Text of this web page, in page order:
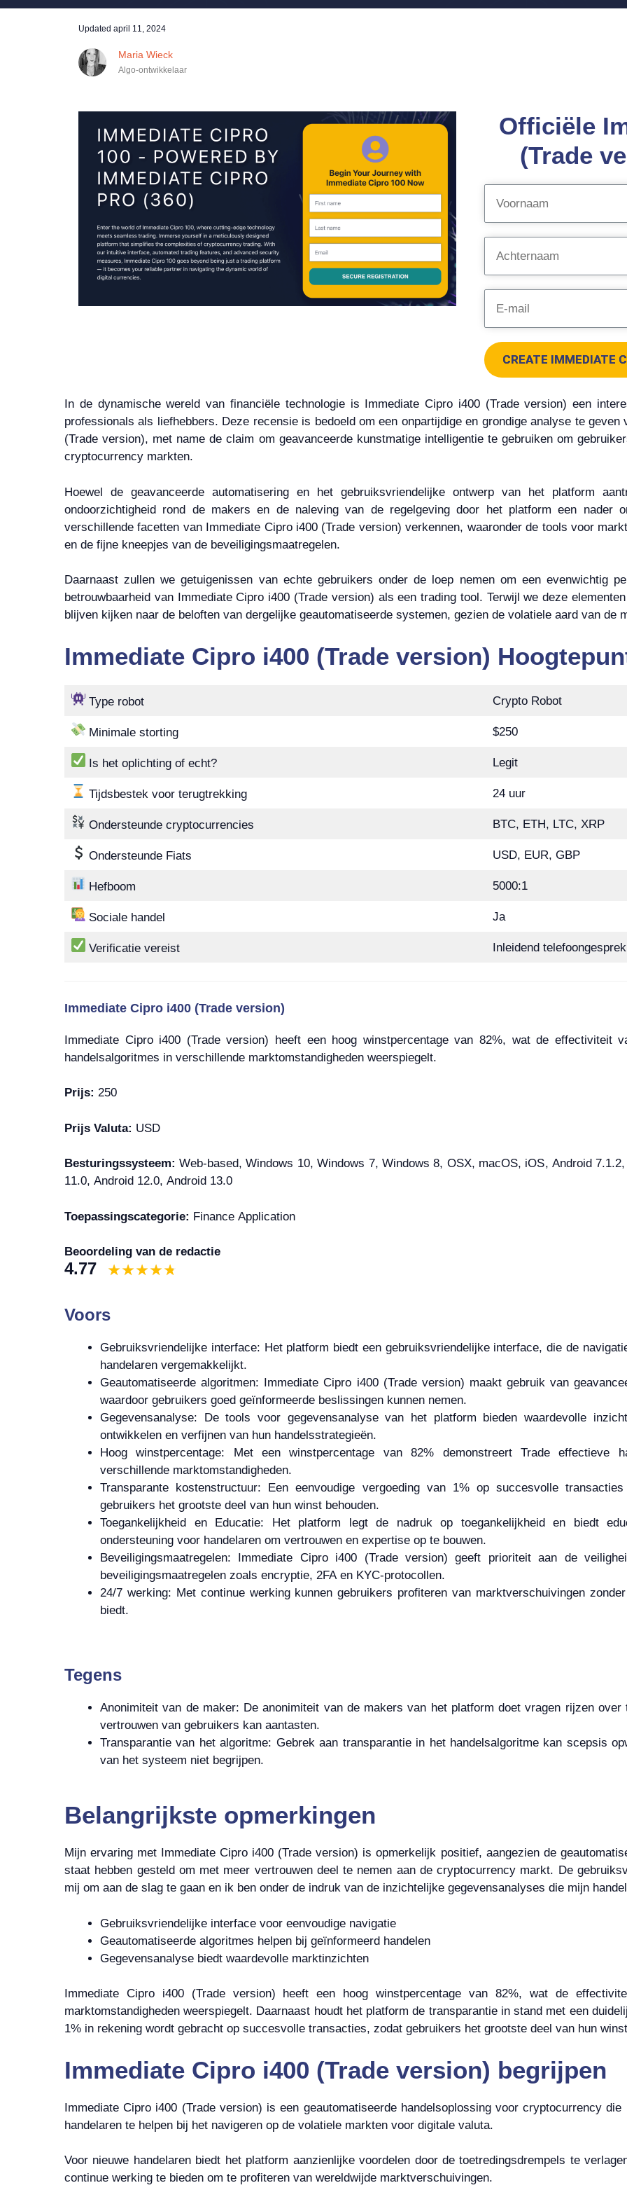
Updated april 11, 2024
Maria Wieck
Algo-ontwikkelaar
Officiële
(Trade
CREATE IMMEDIATE
In de dynamische wereld van financiële technologie is Immediate Cipro i400 (Trade version) een
professionals als liefhebbers. Deze recensie is bedoeld om een onpartijdige en grondige analyse te
(Trade version), met name de claim om geavanceerde kunstmatige intelligentie te gebruiken om
cryptocurrency markten.
Hoewel de geavanceerde automatisering en het gebruiksvriendelijke ontwerp van het platform
ondoorzichtigheid rond de makers en de naleving van de regelgeving door het platform een nader
verschillende facetten van Immediate Cipro i400 (Trade version) verkennen, waaronder de tools voor
en de fijne kneepjes van de beveiligingsmaatregelen.
Daarnaast zullen we getuigenissen van echte gebruikers onder de loep nemen om een evenwichtig
betrouwbaarheid van Immediate Cipro i400 (Trade version) als een trading tool. Terwijl we deze
blijven kijken naar de beloften van dergelijke geautomatiseerde systemen, gezien de volatiele aard van de
Immediate Cipro i400 (Trade version)
Type robot Crypto Robot
Minimale storting $250
Is het oplichting of echt? Legit
Tijdsbestek voor terugtrekking 24 uur
Ondersteunde cryptocurrencies BTC, ETH, LTC, XRP
Ondersteunde Fiats USD, EUR, GBP
Hefboom 5000:1
Sociale handel Ja
Verificatie vereist Inleidend
Immediate Cipro i400 (Trade version)
Immediate Cipro i400 (Trade version) heeft een hoog winstpercentage van 82%, wat de effectiviteit
handelsalgoritmes in verschillende marktomstandigheden weerspiegelt.
Prijs: 250
Prijs Valuta: USD
Besturingssysteem: Web-based, Windows 10, Windows 7, Windows 8, OSX, macOS, iOS, Android
11.0, Android 12.0, Android 13.0
Toepassingscategorie: Finance Application
Beoordeling van de redactie
4.77
Voors
Gebruiksvriendelijke interface: Het platform biedt een gebruiksvriendelijke interface, die de
handelaren vergemakkelijkt.
Geautomatiseerde algoritmen: Immediate Cipro i400 (Trade version) maakt gebruik van
waardoor gebruikers goed geïnformeerde beslissingen kunnen nemen.
Gegevensanalyse: De tools voor gegevensanalyse van het platform bieden waardevolle
ontwikkelen en verfijnen van hun handelsstrategieën.
Hoog winstpercentage: Met een winstpercentage van 82% demonstreert Trade effectieve
verschillende marktomstandigheden.
Transparante kostenstructuur: Een eenvoudige vergoeding van 1% op succesvolle
gebruikers het grootste deel van hun winst behouden.
Toegankelijkheid en Educatie: Het platform legt de nadruk op toegankelijkheid en biedt
ondersteuning voor handelaren om vertrouwen en expertise op te bouwen.
Beveiligingsmaatregelen: Immediate Cipro i400 (Trade version) geeft prioriteit aan de
beveiligingsmaatregelen zoals encryptie, 2FA en KYC-protocollen.
24/7 werking: Met continue werking kunnen gebruikers profiteren van marktverschuivingen
biedt.
Tegens
Anonimiteit van de maker: De anonimiteit van de makers van het platform doet vragen rijzen
vertrouwen van gebruikers kan aantasten.
Transparantie van het algoritme: Gebrek aan transparantie in het handelsalgoritme kan scepsis
van het systeem niet begrijpen.
Belangrijkste opmerkingen
Mijn ervaring met Immediate Cipro i400 (Trade version) is opmerkelijk positief, aangezien de
staat hebben gesteld om met meer vertrouwen deel te nemen aan de cryptocurrency markt. De
mij om aan de slag te gaan en ik ben onder de indruk van de inzichtelijke gegevensanalyses die mijn
Gebruiksvriendelijke interface voor eenvoudige navigatie
Geautomatiseerde algoritmes helpen bij geïnformeerd handelen
Gegevensanalyse biedt waardevolle marktinzichten
Immediate Cipro i400 (Trade version) heeft een hoog winstpercentage van 82%, wat de
marktomstandigheden weerspiegelt. Daarnaast houdt het platform de transparantie in stand met een
1% in rekening wordt gebracht op succesvolle transacties, zodat gebruikers het grootste deel van hun
Immediate Cipro i400 (Trade version) begrijpen
Immediate Cipro i400 (Trade version) is een geautomatiseerde handelsoplossing voor cryptocurrency
handelaren te helpen bij het navigeren op de volatiele markten voor digitale valuta.
Voor nieuwe handelaren biedt het platform aanzienlijke voordelen door de toetredingsdrempels te
continue werking te bieden om te profiteren van wereldwijde marktverschuivingen.